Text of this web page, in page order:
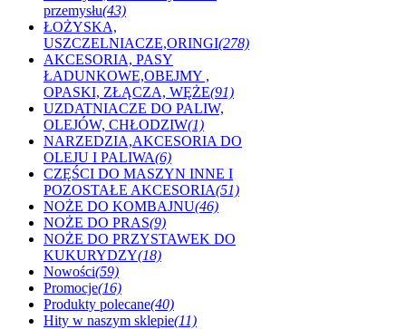
przemysłu(43)
ŁOŻYSKA,
USZCZELNIACZE,ORINGI(278)
AKCESORIA, PASY
ŁADUNKOWE,OBEJMY ,
OPASKI, ZŁĄCZA, WĘŻE(91)
UZDATNIACZE DO PALIW,
OLEJÓW, CHŁODZIW(1)
NARZEDZIA,AKCESORIA DO
OLEJU I PALIWA(6)
CZĘŚCI DO MASZYN INNE I
POZOSTAŁE AKCESORIA(51)
NOŻE DO KOMBAJNU(46)
NOŻE DO PRAS(9)
NOŻE DO PRZYSTAWEK DO
KUKURYDZY(18)
Nowości(59)
Promocje(16)
Produkty polecane(40)
Hity w naszym sklepie(11)